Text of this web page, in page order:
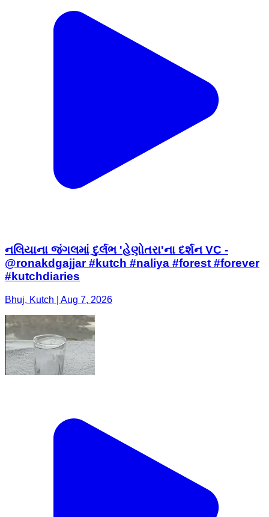
નલિયાના જંગલમાં દુર્લભ 'હેણોતરા'ના દર્શન VC -
@ronakdgajjar #kutch #naliya #forest #forever
#kutchdiaries
Bhuj, Kutch | Aug 7, 2026